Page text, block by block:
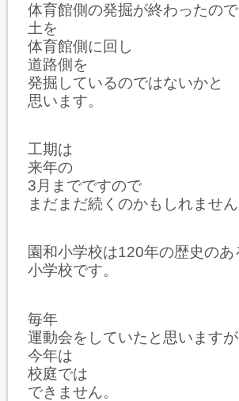
体育館側の発掘が終わったので
土を
体育館側に回し
道路側を
発掘しているのではないかと
思います。
工期は
来年の
3月までですので
まだまだ続くのかもしれません
園和小学校は120年の歴史のあ
小学校です。
毎年
運動会をしていたと思いますが
今年は
校庭では
できません。